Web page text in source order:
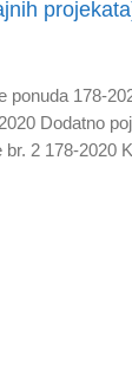
ponuda 178-
Dodatno
br. 2 178-2020